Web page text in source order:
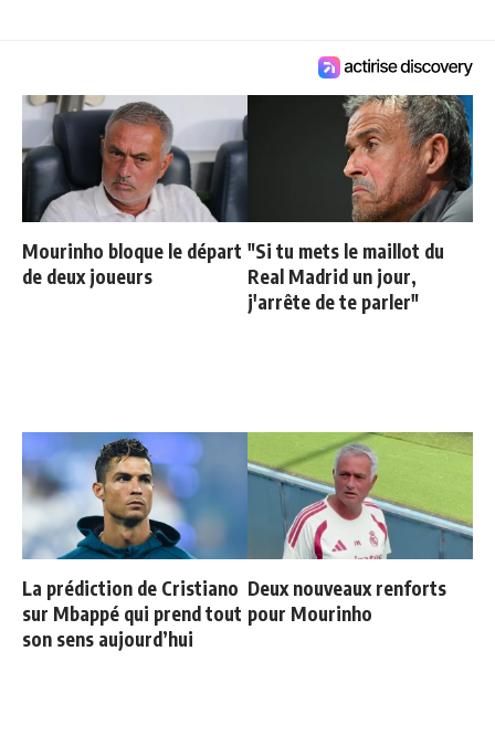
Mourinho bloque le départ
de deux joueurs
"Si tu mets le maillot du
Real Madrid un jour,
j'arrête de te parler"
La prédiction de Cristiano
sur Mbappé qui prend tout
son sens aujourd’hui
Deux nouveaux renforts
pour Mourinho